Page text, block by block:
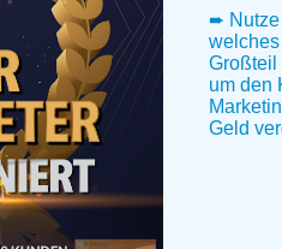
➨ Nutze
Großteil
um den
Geld